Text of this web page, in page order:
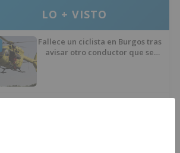
LO + VISTO
Fallece un ciclista en Burgos tras
avisar otro conductor que se